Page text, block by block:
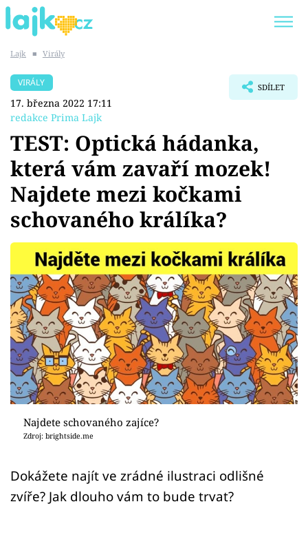
SHOPAHOLICADEL
Témata
Showbyznys
Youtubeři
Virály
Sex a vztahy
Videa
Sledujte prima+
Přihlášení
Sledujte nás
Lajk ■ Virály
VIRÁLY
17. března 2022 17:11
redakce Prima Lajk
SDÍLET
TEST: Optická hádanka,
která vám zavaří mozek!
Najdete mezi kočkami
schovaného králíka?
Najdete schovaného zajíce?
Zdroj: brightside.me
Dokážete najít ve zrádné ilustraci odlišné
zvíře? Jak dlouho vám to bude trvat?